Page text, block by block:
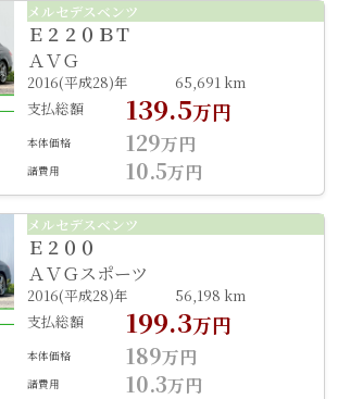
メルセデスベンツ
Ｅ２２０ＢＴ
ＡＶＧ
2016(平成28)年
65,691 km
支払総額
139.5万円
本体価格 129万円
諸費用 10.5万円
メルセデスベンツ
Ｅ２００
ＡＶＧスポーツ
2016(平成28)年
56,198 km
支払総額
199.3万円
本体価格 189万円
諸費用 10.3万円